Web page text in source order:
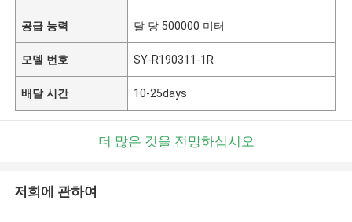
공급 능력 달 당 500000 미터
모델 번호 SY-R190311-1R
배달 시간 10-25days
더 많은 것을 전망하십시오
저희에 관하여